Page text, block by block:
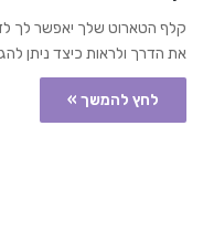
קלף הטארוט שלך יאפשר לך
את הדרך ולראות כיצד ניתן
לחץ להמשך »